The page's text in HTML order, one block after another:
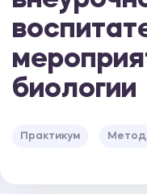
биологии
Практикум